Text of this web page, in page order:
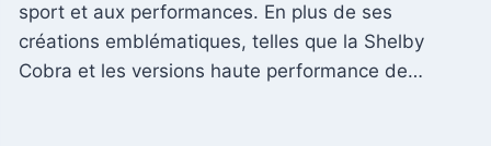
sport et aux performances. En plus de ses
créations emblématiques, telles que la Shelby
Cobra et les versions haute performance de…